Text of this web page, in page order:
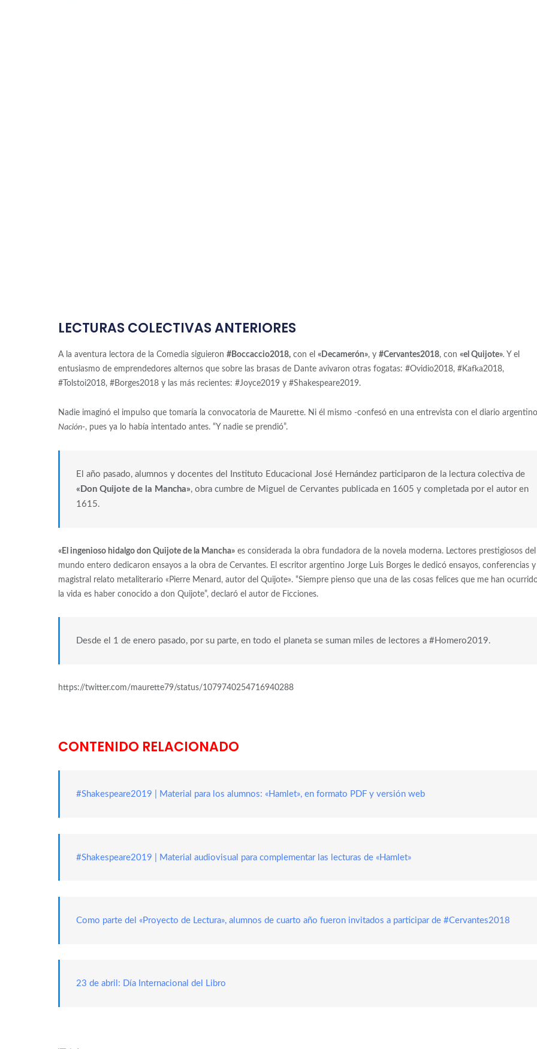
LECTURAS COLECTIVAS ANTERIORES
A la aventura lectora de la Comedia siguieron #Boccaccio2018,con el «Decamerón», y #Cervantes2018, con «el Quijote». Y el
entusiasmo de emprendedores alternos que sobre las brasas de Dante avivaron otras fogatas: #Ovidio2018, #Kafka2018,
#Tolstoi2018, #Borges2018 y las más recientes: #Joyce2019 y #Shakespeare2019.
Nadie imaginó el impulso que tomaría la convocatoria de Maurette. Ni él mismo -confesó en una entrevista con el diario
Nación-, pues ya lo había intentado antes. “Y nadie se prendió”.
El año pasado, alumnos y docentes del Instituto Educacional José Hernández participaron de la lectura colectiva de
«Don Quijote de la Mancha», obra cumbre de Miguel de Cervantes publicada en 1605 y completada por el autor en
1615.
«El ingenioso hidalgo don Quijote de la Mancha»es considerada la obra fundadora de la novela moderna. Lectores prestigiosos del
mundo entero dedicaron ensayos a la obra de Cervantes. El escritor argentino Jorge Luis Borges le dedicó ensayos, conferencias y
magistral relato metaliterario «Pierre Menard, autor del Quijote». “Siempre pienso que una de las cosas felices que me han
la vida es haber conocido a don Quijote”, declaró el autor de Ficciones.
Desde el 1 de enero pasado, por su parte, en todo el planeta se suman miles de lectores a #Homero2019.
https://twitter.com/maurette79/status/1079740254716940288
CONTENIDO RELACIONADO
#Shakespeare2019 | Material para los alumnos: «Hamlet», en formato PDF y versión web
#Shakespeare2019 | Material audiovisual para complementar las lecturas de «Hamlet»
Como parte del «Proyecto de Lectura», alumnos de cuarto año fueron invitados a participar de #Cervantes2018
23 de abril: Día Internacional del Libro